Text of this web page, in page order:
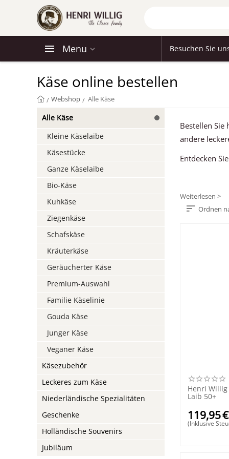
Menu Besuchen Sie
Käse online bestellen
/ Webshop / Alle Käse
Bestellen Sie
andere
Entdecken
Weiterlesen >
Ordnen
Henri
Laib 50+
119,95€
(Inklusive
Alle Käse
Kleine Käselaibe
Käsestücke
Ganze Käselaibe
Bio-Käse
Kuhkäse
Ziegenkäse
Schafskäse
Kräuterkäse
Geräucherter Käse
Premium-Auswahl
Familie Käselinie
Gouda Käse
Junger Käse
Veganer Käse
Käsezubehör
Leckeres zum Käse
Niederländische Spezialitäten
Geschenke
Holländische Souvenirs
Jubiläum